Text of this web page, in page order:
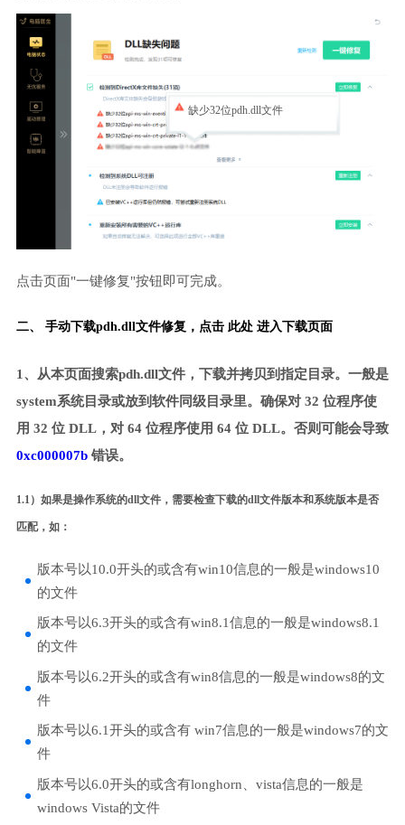
缺少32位pdh.dll文件
点击页面"一键修复"按钮即可完成。
二、 手动下载pdh.dll文件修复， 点击 此处 进入下载页面
1、从本页面搜索pdh.dll文件，下载并拷贝到指定目录。一般是
system系统目录或放到软件同级目录里。确保对 32 位程序使
用 32 位 DLL，对 64 位程序使用 64 位 DLL。否则可能会导致
0xc000007b错误。
1.1）如果是操作系统的dll文件，需要检查下载的dll文件版本和系统版本是否
匹配，如：
版本号以10.0开头的或含有win10信息的一般是windows10
的文件
版本号以6.3开头的或含有win8.1信息的一般是windows8.1
的文件
版本号以6.2开头的或含有win8信息的一般是windows8的文
件
版本号以6.1开头的或含有 win7信息的一般是windows7的文
件
版本号以6.0开头的或含有longhorn、vista信息的一般是
windows Vista的文件